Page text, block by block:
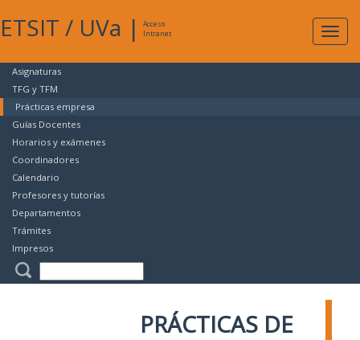
ETSIT / UVa |
Acceso
Intranet
Asignaturas
TFG y TFM
Prácticas empresa
Guías Docentes
Horarios y exámenes
Coordinadores
Calendario
Profesores y tutorías
Departamentos
Trámites
Impresos
PRÁCTICAS DE